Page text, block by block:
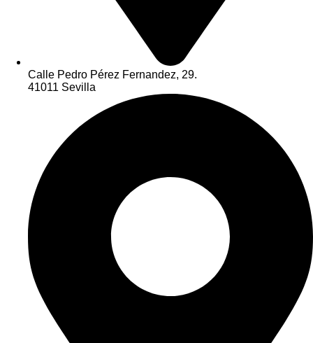
Calle Pedro Pérez Fernandez, 29.
41011 Sevilla